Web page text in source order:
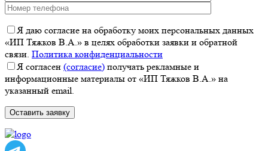
Я даю согласие на обработку моих персональных данных
«ИП Тяжков В.А.» в целях обработки заявки и обратной
связи. Политика конфиденциальности
Я согласен (согласие) получать рекламные и
информационные материалы от «ИП Тяжков В.А.» на
указанный email.